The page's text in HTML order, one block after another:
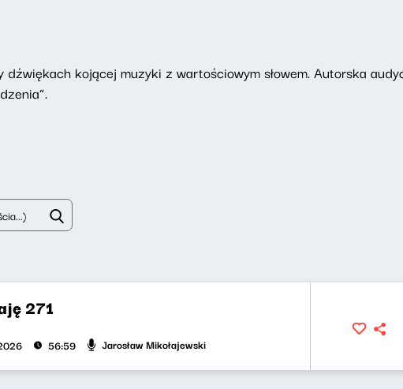
kojącej muzyki z wartościowym słowem. Autorska
271
56:59 Jarosław Mikołajewski